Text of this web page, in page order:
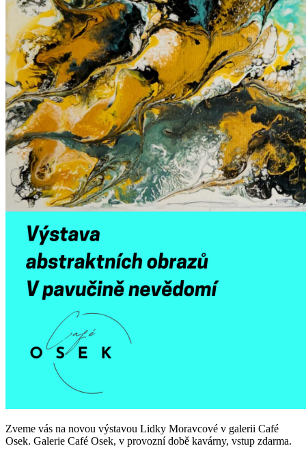
Zveme vás na novou výstavou Lidky Moravcové v galerii Café
Osek. Galerie Café Osek, v provozní době kavárny, vstup zdarma.